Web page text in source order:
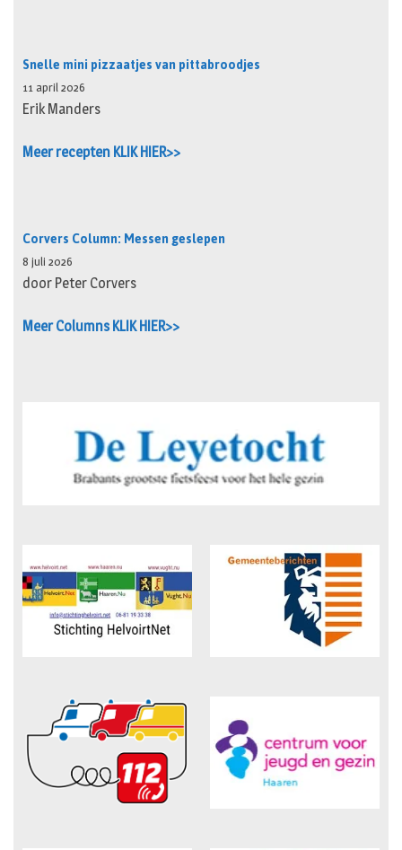
Snelle mini pizzaatjes van pittabroodjes
11 april 2026
Erik Manders
Meer recepten KLIK HIER>>
Corvers Column: Messen geslepen
8 juli 2026
door Peter Corvers
Meer Columns KLIK HIER>>